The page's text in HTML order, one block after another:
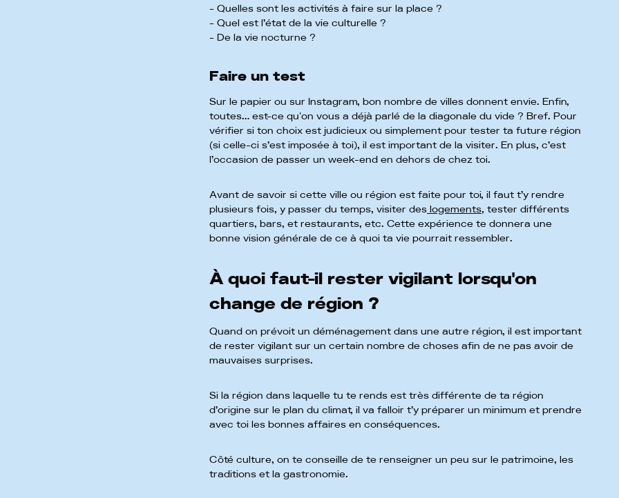
- Quelles sont les activités à faire sur la place ?
- Quel est l’état de la vie culturelle ?
- De la vie nocturne ?
Faire un test
Sur le papier ou sur Instagram, bon nombre de villes donnent envie. Enfin,
toutes… est-ce qu'on vous a déjà parlé de la diagonale du vide ? Bref. Pour
vérifier si ton choix est judicieux ou simplement pour tester ta future région
(si celle-ci s’est imposée à toi), il est important de la visiter. En plus, c’est
l’occasion de passer un week-end en dehors de chez toi.
Avant de savoir si cette ville ou région est faite pour toi, il faut t’y rendre
plusieurs fois, y passer du temps, visiter des logements, tester différents
quartiers, bars, et restaurants, etc. Cette expérience te donnera une
bonne vision générale de ce à quoi ta vie pourrait ressembler.
À quoi faut-il rester vigilant lorsqu'on
change de région ?
Quand on prévoit un déménagement dans une autre région, il est important
de rester vigilant sur un certain nombre de choses afin de ne pas avoir de
mauvaises surprises.
Si la région dans laquelle tu te rends est très différente de ta région
d’origine sur le plan du climat, il va falloir t’y préparer un minimum et prendre
avec toi les bonnes affaires en conséquences.
Côté culture, on te conseille de te renseigner un peu sur le patrimoine, les
traditions et la gastronomie.